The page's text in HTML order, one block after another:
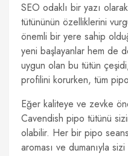
SEO odaklı bir yazı
tütününün özelliklerini
önemli bir yere sahip
yeni başlayanlar hem de
uygun olan bu tütün
profilini korurken, tüm
Eğer kaliteye ve zevke
Cavendish pipo tütünü
olabilir. Her bir pipo
aroması ve dumanıyla